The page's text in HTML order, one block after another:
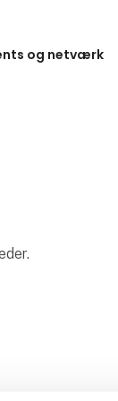
og netværk